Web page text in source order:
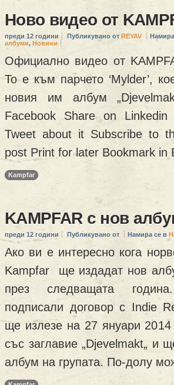
Ново видео от
преди 12 години Публикувано от REYAV
албуми, Новини
Официално видео от
То е към парчето ‘Mylder’,
новия им албум
Facebook Share on
Tweet about it Subscribe to
post Print for later Bookmark in
Kampfar
KAMPFAR с нов
преди 12 години Публикувано от Намира се в
Ако ви е интересно кога
Kampfar ще издадат нов
през следващата
подписали договор с Indie
ще излезе на 27 януари
със заглавие „Djevelmakt„ и
албум на групата. По-долу